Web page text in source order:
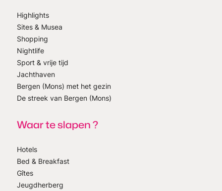
Highlights
Sites & Musea
Shopping
Nightlife
Sport & vrije tijd
Jachthaven
Bergen (Mons) met het gezin
De streek van Bergen (Mons)
Waar te slapen ?
Hotels
Bed & Breakfast
Gîtes
Jeugdherberg